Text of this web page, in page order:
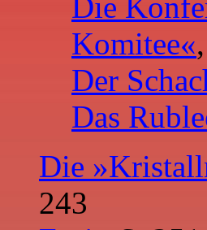
Komitee«
Der
Das
Die
243